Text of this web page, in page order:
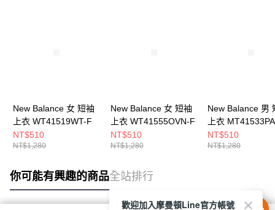
New Balance 女 短袖
上衣 WT41519WT-F
NT$510
NT$1,280
New Balance 女 短袖
上衣 WT41555OVN-F
NT$510
NT$1,280
New Balance 男
上衣
NT$510
NT$1,280
你可能有興趣的商品全站排行
歡迎加入摩曼頓Line官方帳號